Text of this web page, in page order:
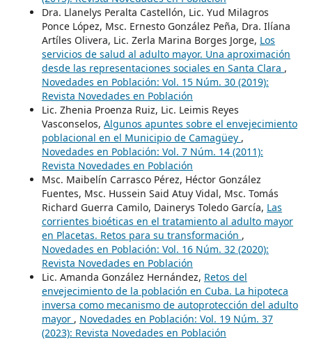
Dra. Llanelys Peralta Castellón, Lic. Yud Milagros
Ponce López, Msc. Ernesto González Peña, Dra. Ilíana
Artíles Olivera, Lic. Zerla Marina Borges Jorge, Los
servicios de salud al adulto mayor. Una aproximación
desde las representaciones sociales en Santa Clara ,
Novedades en Población: Vol. 15 Núm. 30 (2019):
Revista Novedades en Población
Lic. Zhenia Proenza Ruiz, Lic. Leimis Reyes
Vasconselos, Algunos apuntes sobre el envejecimiento
poblacional en el Municipio de Camagüey ,
Novedades en Población: Vol. 7 Núm. 14 (2011):
Revista Novedades en Población
Msc. Maibelín Carrasco Pérez, Héctor González
Fuentes, Msc. Hussein Said Atuy Vidal, Msc. Tomás
Richard Guerra Camilo, Dainerys Toledo García, Las
corrientes bioéticas en el tratamiento al adulto mayor
en Placetas. Retos para su transformación ,
Novedades en Población: Vol. 16 Núm. 32 (2020):
Revista Novedades en Población
Lic. Amanda González Hernández, Retos del
envejecimiento de la población en Cuba. La hipoteca
inversa como mecanismo de autoprotección del adulto
mayor , Novedades en Población: Vol. 19 Núm. 37
(2023): Revista Novedades en Población